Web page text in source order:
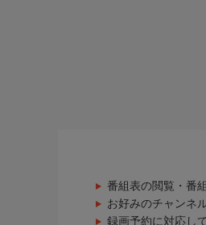
番組表の閲覧・番
お好みのチャンネ
録画予約に対応し